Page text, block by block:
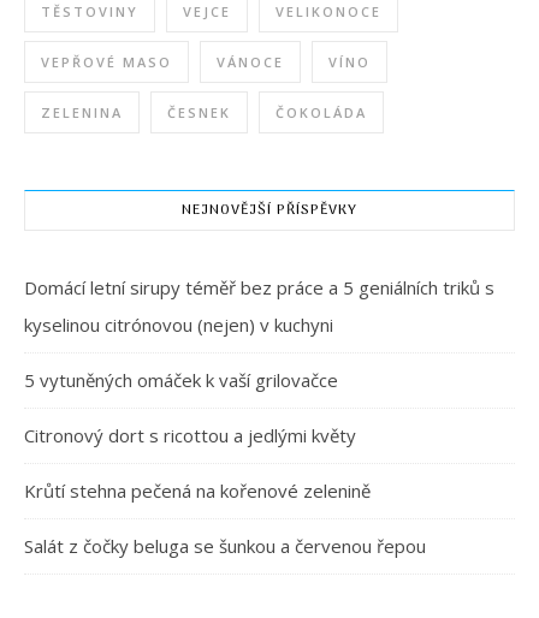
TĚSTOVINY VEJCE VELIKONOCE
VEPŘOVÉ MASO VÁNOCE VÍNO
ZELENINA ČESNEK ČOKOLÁDA
NEJNOVĚJŠÍ PŘÍSPĚVKY
Domácí letní sirupy téměř bez práce a 5 geniálních triků s
kyselinou citrónovou (nejen) v kuchyni
5 vytuněných omáček k vaší grilovačce
Citronový dort s ricottou a jedlými květy
Krůtí stehna pečená na kořenové zelenině
Salát z čočky beluga se šunkou a červenou řepou